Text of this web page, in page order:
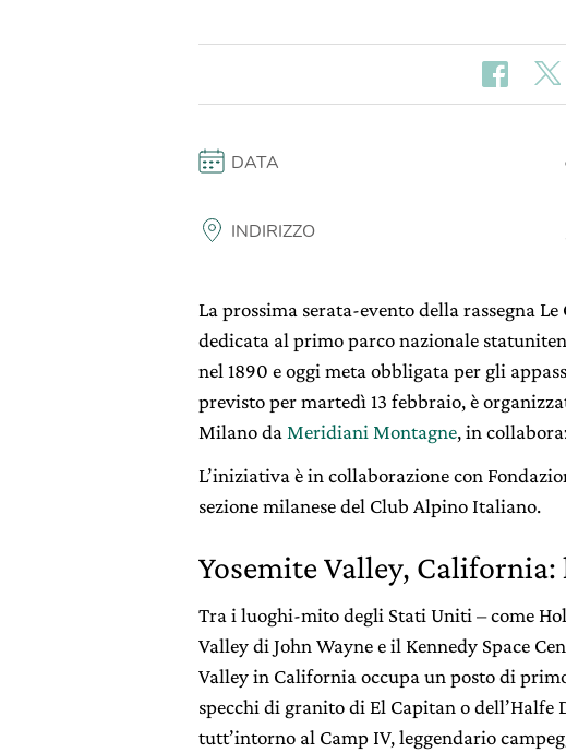
DATA
INDIRIZZO
La prossima serata-evento della rassegna
dedicata al primo parco nazionale
nel 1890 e oggi meta obbligata per gli
previsto per martedì 13 febbraio, è
Milano da Meridiani Montagne, in
L’iniziativa è in collaborazione con
sezione milanese del Club Alpino Italiano.
Yosemite Valley,
Tra i luoghi-mito degli Stati Uniti – come
Valley di John Wayne e il Kennedy Space
Valley in California occupa un posto di
specchi di granito di El Capitan o
tutt’intorno al Camp IV, leggendario